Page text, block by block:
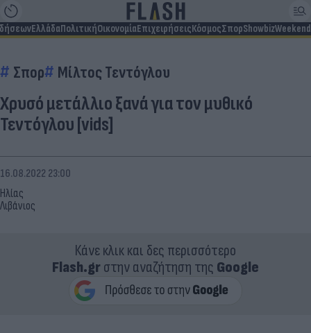
ΕλλάδαΠολιτικήΟικονομίαΕπιχειρήσειςΚόσμοςΣπορShowbizWeekend
Σπορ Μίλτος Τεντόγλου
Χρυσό μετάλλιο ξανά για τον μυθικό
Τεντόγλου [vids]
Ηλίας
Λιβάνιος
16.08.2022 23:00
Κάνε κλικ και δες περισσότερο
Flash.grστην αναζήτηση της Google